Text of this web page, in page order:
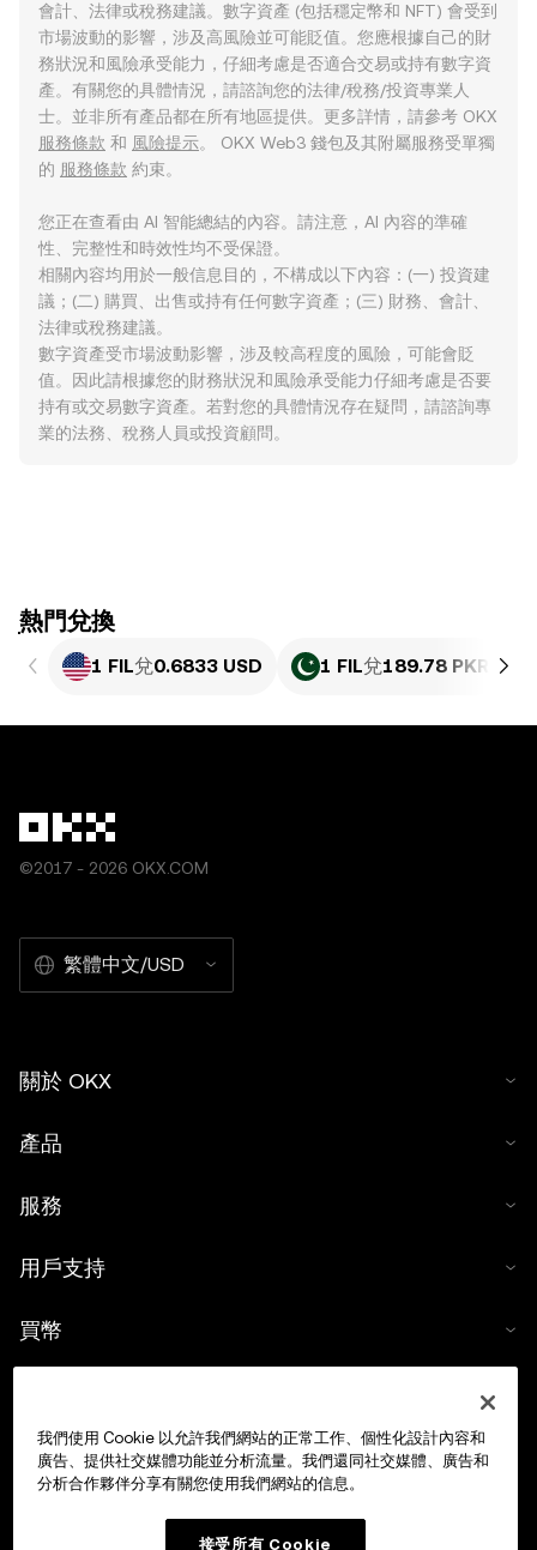
會計、法律或稅務建議。數字資產 (包括穩定幣和 NFT) 會受到
市場波動的影響，涉及高風險並可能貶值。您應根據自己的財
務狀況和風險承受能力，仔細考慮是否適合交易或持有數字資
產。有關您的具體情況，請諮詢您的法律/稅務/投資專業人
士。並非所有產品都在所有地區提供。更多詳情，請參考 OKX
服務條款 和 風險提示。 OKX Web3 錢包及其附屬服務受單獨
的 服務條款 約束。
您正在查看由 AI 智能總結的內容。請注意，AI 內容的準確
性、完整性和時效性均不受保證。
相關內容均用於一般信息目的，不構成以下內容：(一) 投資建
議；(二) 購買、出售或持有任何數字資產；(三) 財務、會計、
法律或稅務建議。
數字資產受市場波動影響，涉及較高程度的風險，可能會貶
值。因此請根據您的財務狀況和風險承受能力仔細考慮是否要
持有或交易數字資產。若對您的具體情況存在疑問，請諮詢專
業的法務、稅務人員或投資顧問。
ִִִִִִִִִִִִִִִִִִִִִִִִִִִִִִִִִִִִִִִִִִִִִִִִ熱門兌換
1 FIL兌0.6833 USD 1 FIL兌189.78 PKR
©2017 - 2026 OKX.COM
繁體中文/USD
關於 OKX
產品
服務
用戶支持
買幣
交易
我們使用 Cookie 以允許我們網站的正常工作、個性化設計內容和
廣告、提供社交媒體功能並分析流量。我們還同社交媒體、廣告和
分析合作夥伴分享有關您使用我們網站的信息。
接受所有 Cookie